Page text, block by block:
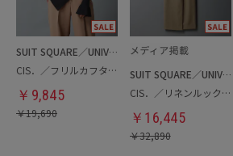
SUIT SQUARE／UNIVERSAL LANGUAGE／WHITE
CIS．／フリルカフタートルニット＆ケープ
￥ 9,845
￥19,690
SUIT SQUARE／UNIVERSAL LANGUAGE／WHITE
CIS．／リネンルックコンビネゾン
￥ 16,445
￥32,890